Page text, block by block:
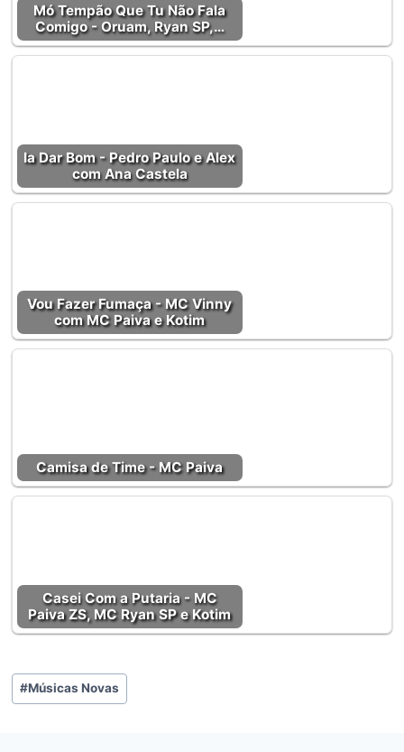
Mó Tempão Que Tu Não Fala
Comigo - Oruam, Ryan SP,…
Ia Dar Bom - Pedro Paulo e Alex
com Ana Castela
Vou Fazer Fumaça - MC Vinny
com MC Paiva e Kotim
Camisa de Time - MC Paiva
Casei Com a Putaria - MC
Paiva ZS, MC Ryan SP e Kotim
Tags
do
#Músicas Novas